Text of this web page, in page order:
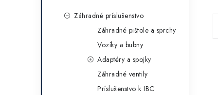
Záhradné príslušenstvo
Záhradné pištole a sprchy
Vozíky a bubny
Adaptéry a spojky
Záhradné ventily
Príslušenstvo k IBC